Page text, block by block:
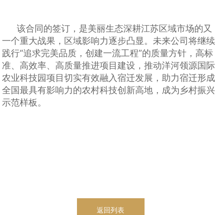
该合同的签订，是美丽生态深耕江苏区域市场的又
一个重大战果，区域影响力逐步凸显。未来公司将继续
践行“追求完美品质，创建一流工程”的质量方针，高标
准、高效率、高质量推进项目建设，推动洋河领源国际
农业科技园项目切实有效融入宿迁发展，助力宿迁形成
全国最具有影响力的农村科技创新高地，成为乡村振兴
示范样板。
返回列表